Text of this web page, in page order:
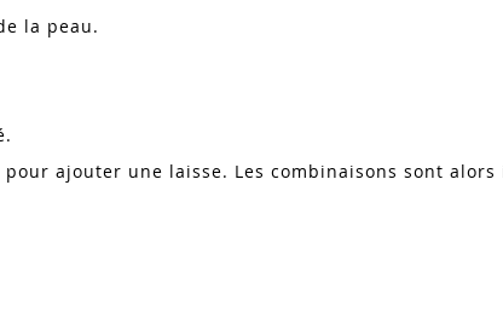
la peau.
ajouter une laisse. Les combinaisons sont